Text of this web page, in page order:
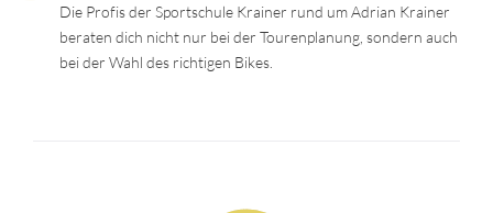
Die Profis der Sportschule Krainer rund um Adrian Krainer
beraten dich nicht nur bei der Tourenplanung, sondern auch
bei der Wahl des richtigen Bikes.